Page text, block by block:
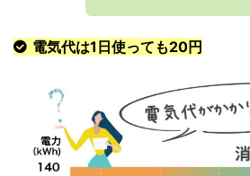
電気代は1日使っても20円